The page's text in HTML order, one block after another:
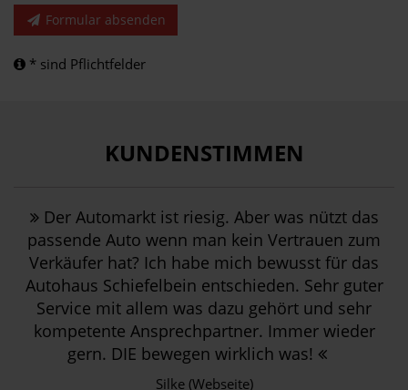
Formular absenden
* sind Pflichtfelder
KUNDENSTIMMEN
Der Automarkt ist riesig. Aber was nützt das
passende Auto wenn man kein Vertrauen zum
Verkäufer hat? Ich habe mich bewusst für das
Autohaus Schiefelbein entschieden. Sehr guter
Service mit allem was dazu gehört und sehr
kompetente Ansprechpartner. Immer wieder
gern. DIE bewegen wirklich was!
Silke (Webseite)